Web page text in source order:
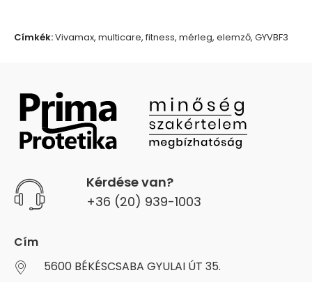
Címkék:Vivamax, multicare, fitness, mérleg, elemző, GYVBF3
Kérdése van?
+36 (20) 939-1003
Cím
5600 BÉKÉSCSABA GYULAI ÚT 35.